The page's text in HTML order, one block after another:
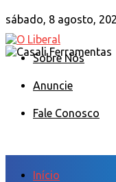
sábado, 8 agosto,
Sobre Nós
Anuncie
Fale Conosco
Início